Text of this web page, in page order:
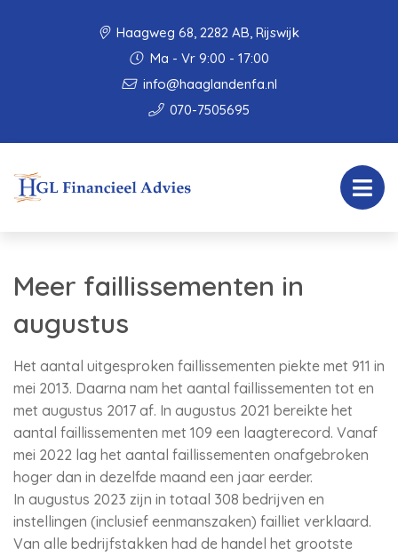
Haagweg 68, 2282 AB, Rijswijk
Ma - Vr 9:00 - 17:00
info@haaglandenfa.nl
070-7505695
Meer faillissementen in
augustus
Het aantal uitgesproken faillissementen piekte met 911 in
mei 2013. Daarna nam het aantal faillissementen tot en
met augustus 2017 af. In augustus 2021 bereikte het
aantal faillissementen met 109 een laagterecord. Vanaf
mei 2022 lag het aantal faillissementen onafgebroken
hoger dan in dezelfde maand een jaar eerder.
In augustus 2023 zijn in totaal 308 bedrijven en
instellingen (inclusief eenmanszaken) failliet verklaard.
Van alle bedrijfstakken had de handel het grootste